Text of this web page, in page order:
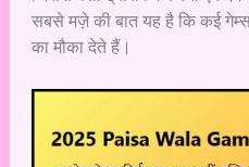
सबसे मज़े की बात यह है कि कई
का मौका देते हैं।